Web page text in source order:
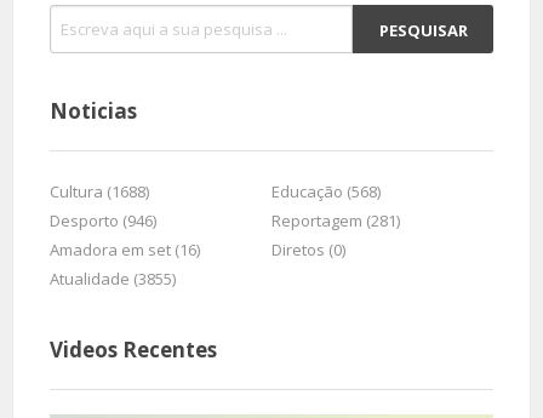
Noticias
Cultura (1688)
Educação (568)
Desporto (946)
Reportagem (281)
Amadora em set (16)
Diretos (0)
Atualidade (3855)
Videos Recentes